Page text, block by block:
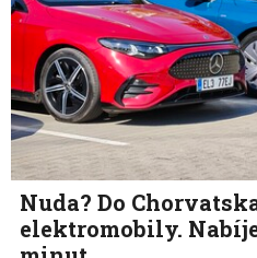
Nuda? Do
elektromobily.